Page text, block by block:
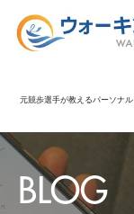
元競歩選手が教えるパーソナ
BLOG